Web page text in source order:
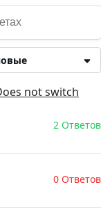
not switch
2 Ответов
0 Ответов